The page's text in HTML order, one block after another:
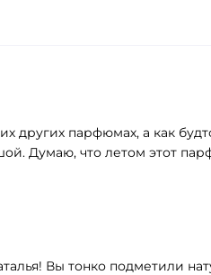
других парфюмах, а как
Думаю, что летом этот
Вы тонко подметили